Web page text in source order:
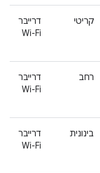
קריטי
דרייבר
Wi-Fi
רחב
דרייבר
Wi-Fi
בינונית
דרייבר
Wi-Fi